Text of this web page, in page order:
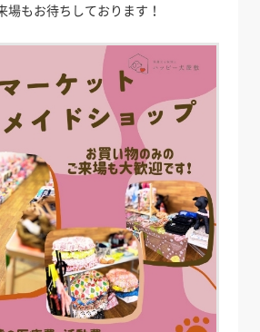
場もお待ちしております！